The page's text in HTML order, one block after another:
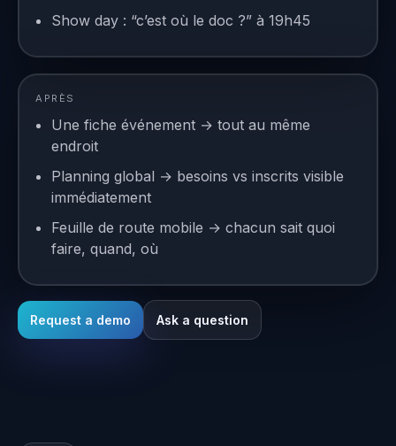
Show day : “c’est où le doc ?” à 19h45
APRÈS
Une fiche événement → tout au même
endroit
Planning global → besoins vs inscrits visible
immédiatement
Feuille de route mobile → chacun sait quoi
faire, quand, où
Request a demo Ask a question